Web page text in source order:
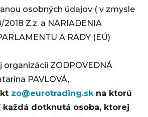
osobných údajov ( v zmysle
2018 Z.z. a NARIADENIA
A RADY (EÚ)
organizácii ZODPOVEDNÁ
PAVLOVÁ,
zo@eurotrading.skna ktorú
každá dotknutá osoba, ktorej